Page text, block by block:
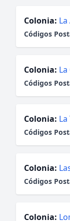
Colonia:
Códigos
Colonia:
Códigos
Colonia:
Códigos
Colonia:
Códigos
Colonia: